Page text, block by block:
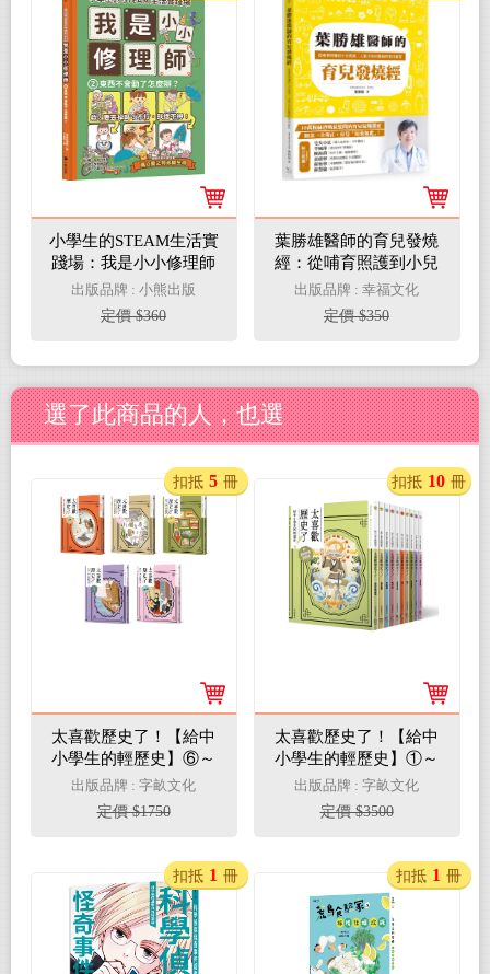
小學生的STEAM生活實
踐場：我是小小修理師
2.東西不會動了怎麼
辦？
出版品牌 : 小熊出版
定價 $360
葉勝雄醫師的育兒發燒
經：從哺育照護到小兒
疾病，人氣小兒科醫師
的育兒解答
出版品牌 : 幸福文化
定價 $350
選了此商品的人，也選
太喜歡歷史了！【給中
小學生的輕歷史】⑥～
⑩：從隋唐到民國
出版品牌 : 字畝文化
定價 $1750
扣抵 5 冊
太喜歡歷史了！【給中
小學生的輕歷史】①～
⑩：從原始時代到民國
出版品牌 : 字畝文化
定價 $3500
扣抵 10 冊
扣抵 1 冊 扣抵 1 冊